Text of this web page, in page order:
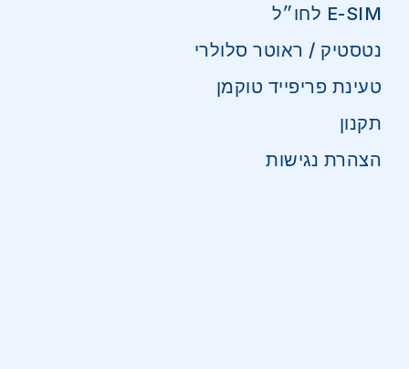
E-SIM לחו״ל
נטסטיק / ראוטר סלולרי
טעינת פריפייד טוקמן
תקנון
הצהרת נגישות